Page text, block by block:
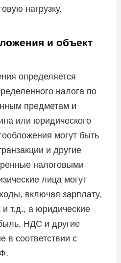
нагрузку.
и объект
определяется
налога по
предметам и
или юридического
могут быть
и другие
налоговыми
лица могут
включая зарплату,
т.д., а юридические
НДС и другие
в соответствии с